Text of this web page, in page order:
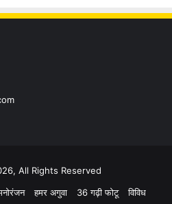
All Rights Reserved
हमर अगुवा 36 गढ़ी फोटू विविध